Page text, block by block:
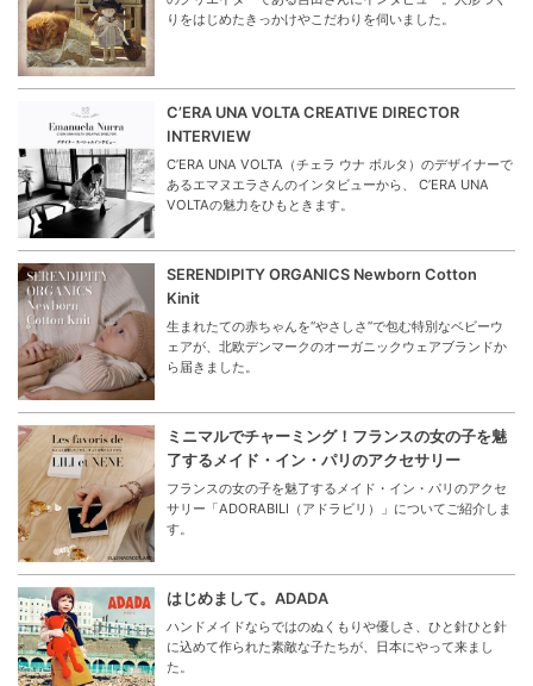
りをはじめたきっかけやこだわりを伺いました。
C’ERA UNA VOLTA CREATIVE DIRECTOR
INTERVIEW
C’ERA UNA VOLTA（チェラ ウナ ボルタ）のデザイナーで
あるエマヌエラさんのインタビューから、 C’ERA UNA
VOLTAの魅力をひもときます。
SERENDIPITY ORGANICS Newborn Cotton
Kinit
生まれたての赤ちゃんを“やさしさ”で包む特別なベビーウ
ェアが、北欧デンマークのオーガニックウェアブランドか
ら届きました。
ミニマルでチャーミング！フランスの女の子を魅
了するメイド・イン・パリのアクセサリー
フランスの女の子を魅了するメイド・イン・パリのアクセ
サリー「ADORABILI（アドラビリ）」についてご紹介しま
す。
はじめまして。ADADA
ハンドメイドならではのぬくもりや優しさ、ひと針ひと針
に込めて作られた素敵な子たちが、日本にやって来まし
た。